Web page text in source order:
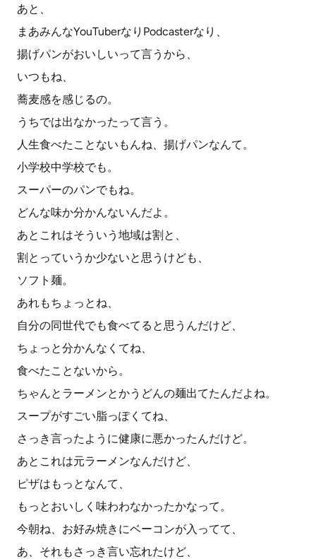
あと、
まあみんなYouTuberなりPodcasterなり、
揚げパンがおいしいって言うから、
いつもね、
蕎麦感を感じるの。
うちでは出なかったって言う。
人生食べたことないもんね、揚げパンなんて。
小学校中学校でも。
スーパーのパンでもね。
どんな味か分かんないんだよ。
あとこれはそういう地域は割と、
割とっていうか少ないと思うけども、
ソフト麺。
あれもちょっとね、
自分の同世代でも食べてると思うんだけど、
ちょっと分かんなくてね、
食べたことないから。
ちゃんとラーメンとかうどんの麺出てたんだよね。
スープがすごい脂っぽくてね、
さっき言ったように健康に悪かったんだけど。
あとこれは元ラーメンなんだけど、
ピザはもっとなんて、
もっとおいしく味わわなかったかなって。
今朝ね、お好み焼きにベーコンが入ってて、
あ、それもさっき言い忘れたけど、